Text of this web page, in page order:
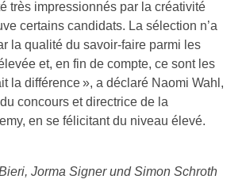
très impressionnés par la créativité
certains candidats. La sélection n’a
la qualité du savoir-faire parmi les
et, en fin de compte, ce sont les
la différence », a déclaré Naomi Wahl,
concours et directrice de la
en se félicitant du niveau élevé.
Jorma Signer und Simon Schroth